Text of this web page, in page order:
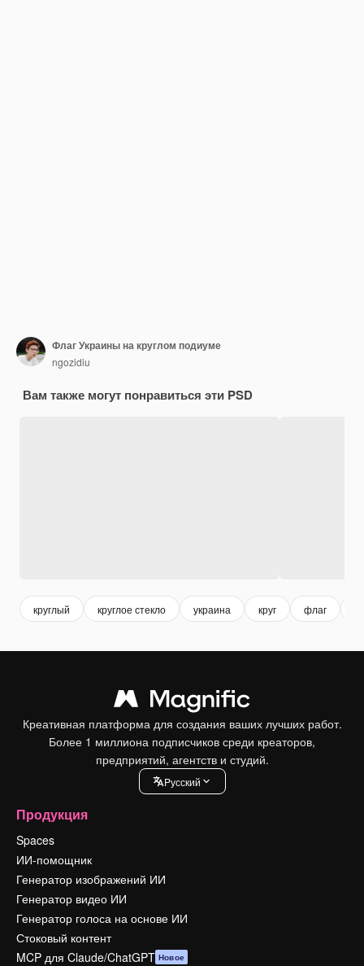
Флаг Украины на круглом подиуме
ngozidiu
Вам также могут понравиться эти PSD
круглый круглое стекло украина круг флаг
Креативная платформа для создания ваших лучших работ.
Более 1 миллиона подписчиков среди креаторов,
предприятий, агентств и студий.
Pусский
Продукция
Spaces
ИИ-помощник
Генератор изображений ИИ
Генератор видео ИИ
Генератор голоса на основе ИИ
Стоковый контент
MCP для Claude/ChatGPT Новое